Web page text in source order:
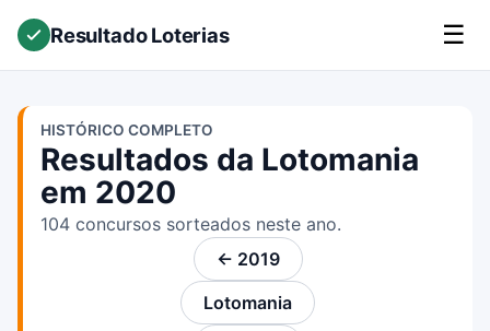
Resultado Loterias ☰
HISTÓRICO COMPLETO
Resultados da Lotomania
em 2020
104 concursos sorteados neste ano.
← 2019
Lotomania